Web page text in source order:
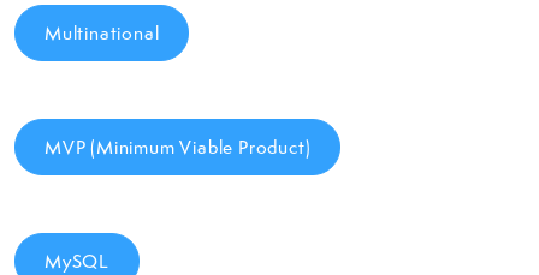
Multinational
MVP (Minimum Viable Product)
MySQL